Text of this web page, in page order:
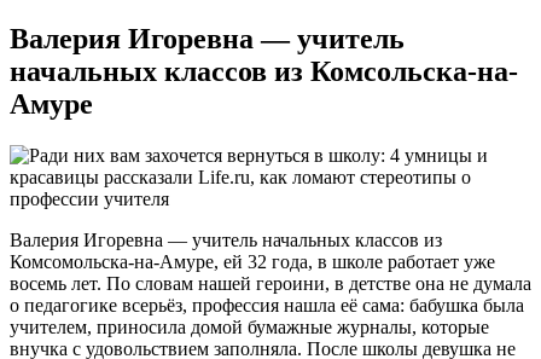
Валерия Игоревна — учитель
начальных классов из Комсольска-на-
Амуре
Валерия Игоревна — учитель начальных классов из
Комсомольска-на-Амуре, ей 32 года, в школе работает уже
восемь лет. По словам нашей героини, в детстве она не думала
о педагогике всерьёз, профессия нашла её сама: бабушка была
учителем, приносила домой бумажные журналы, которые
внучка с удовольствием заполняла. После школы девушка не